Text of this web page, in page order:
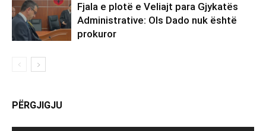
Fjala e plotë e Veliajt para Gjykatës
Administrative: Ols Dado nuk është
prokuror
PËRGJIGJU